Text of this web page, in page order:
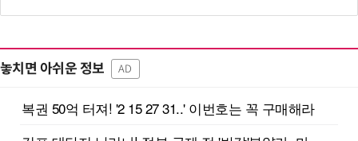
놓치면 아쉬운 정보 AD